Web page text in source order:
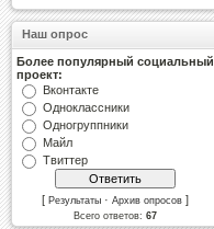
Наш опрос
Более популярный социальный
проект:
Вконтакте
Одноклассники
Одногруппники
Майл
Твиттер
[ Результаты · Архив опросов ]
Всего ответов: 67